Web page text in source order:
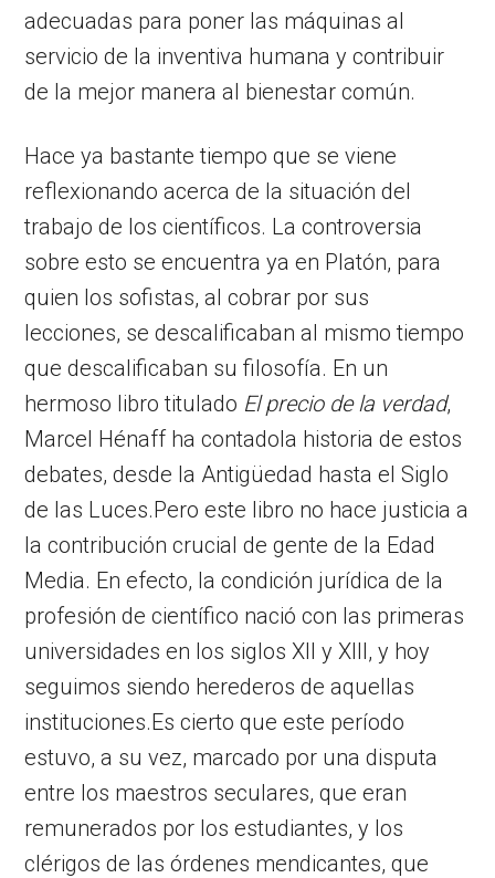
adecuadas para poner las máquinas al
servicio de la inventiva humana y contribuir
de la mejor manera al bienestar común.
Hace ya bastante tiempo que se viene
reflexionando acerca de la situación del
trabajo de los científicos. La controversia
sobre esto se encuentra ya en Platón, para
quien los sofistas, al cobrar por sus
lecciones, se descalificaban al mismo tiempo
que descalificaban su filosofía. En un
hermoso libro titulado El precio de la verdad,
Marcel Hénaff ha contadola historia de estos
debates, desde la Antigüedad hasta el Siglo
de las Luces.Pero este libro no hace justicia a
la contribución crucial de gente de la Edad
Media. En efecto, la condición jurídica de la
profesión de científico nació con las primeras
universidades en los siglos XII y XIII, y hoy
seguimos siendo herederos de aquellas
instituciones.Es cierto que este período
estuvo, a su vez, marcado por una disputa
entre los maestros seculares, que eran
remunerados por los estudiantes, y los
clérigos de las órdenes mendicantes, que